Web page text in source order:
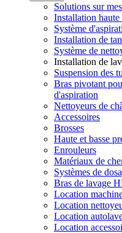
Solutions sur
Installation haute
Système
Installation de
Système de
Installation de
Suspension des
Bras pivotant
d'aspiration
Nettoyeurs de
Accessoires
Brosses
Haute et basse
Enrouleurs
Matériaux de
Systèmes de
Bras de lavage
Location
Location
Location
Location